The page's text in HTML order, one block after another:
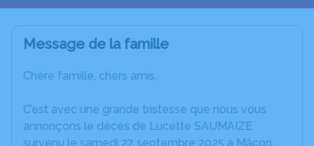
Message de la famille
Chère famille, chers amis,
C’est avec une grande tristesse que nous vous
annonçons le décès de Lucette SAUMAIZE
survenu le samedi 27 septembre 2025 à Mâcon.